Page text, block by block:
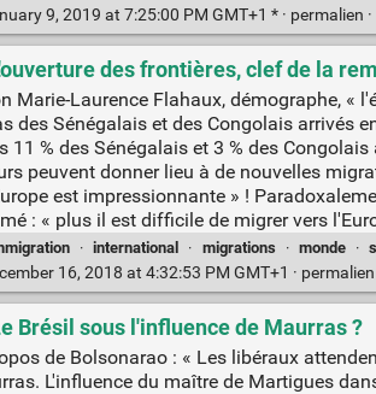
9, 2019 at 7:25:00 PM GMT+1 * · permalien ·
des frontières, clef de la
Marie-Laurence Flahaux, démographe, «
des Sénégalais et des Congolais arrivés
11 % des Sénégalais et 3 % des
peuvent donner lieu à de nouvelles
est impressionnante » !
: « plus il est difficile de migrer vers
· international · migrations · monde ·
16, 2018 at 4:32:53 PM GMT+1 · permalien
Brésil sous l'influence de Maurras ?
de Bolsonarao : « Les libéraux
L'influence du maître de Martigues